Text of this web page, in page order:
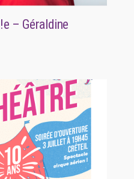
– Géraldine